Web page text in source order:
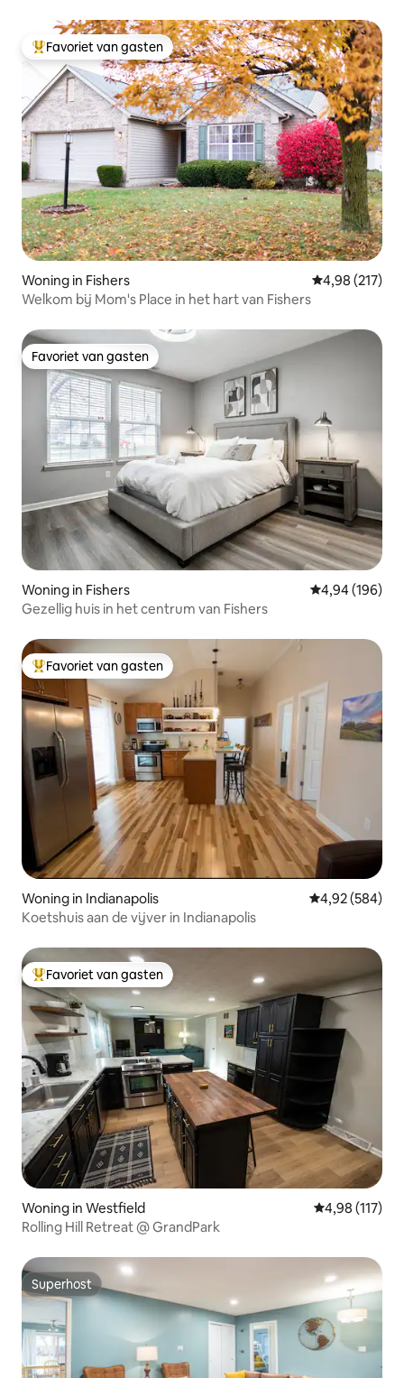
Topfavoriet van gasten
Favoriet van gasten
Woning in Fishers Gemiddelde
4,98 (217)
Welkom bij Mom's Place in het hart van Fishers
Favoriet van gasten
Favoriet van gasten
Woning in Fishers Gemiddelde
4,94 (196)
Gezellig huis in het centrum van Fishers
Topfavoriet van gasten
Favoriet van gasten
Woning in Indianapolis Gemiddelde
4,92 (584)
Koetshuis aan de vijver in Indianapolis
Topfavoriet van gasten
Favoriet van gasten
Woning in Westfield Gemiddelde
4,98 (117)
Rolling Hill Retreat @ GrandPark
Superhost
Superhost